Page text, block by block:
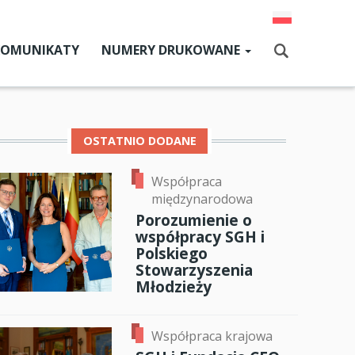
SGH
SGH
NUMERY DRUKOWANE
Aktualny numer
OSTATNIO DODANE
Współpraca
międzynarodowa
Porozumienie o
współpracy SGH i
Polskiego
Stowarzyszenia
Młodzieży
Współpraca krajowa